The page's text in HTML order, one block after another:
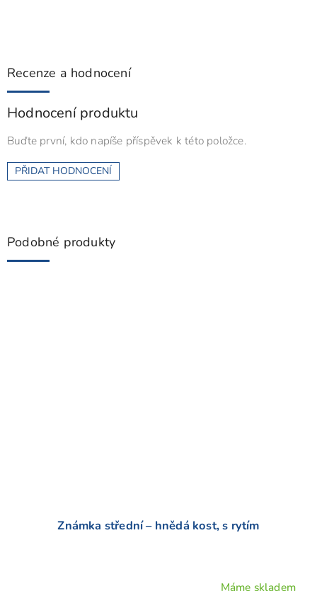
Recenze a hodnocení
Hodnocení produktu
Buďte první, kdo napíše příspěvek k této položce.
PŘIDAT HODNOCENÍ
Podobné produkty
Známka střední – hnědá kost, s rytím
Máme skladem